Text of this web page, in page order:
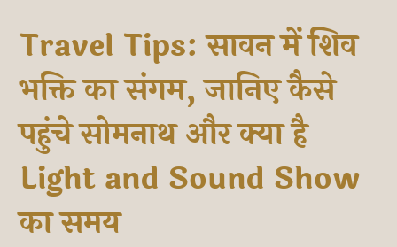
Travel Tips: सावन में शिव
भक्ति का संगम, जानिए कैसे
पहुंचे सोमनाथ और क्या है
Light and Sound Show
का समय